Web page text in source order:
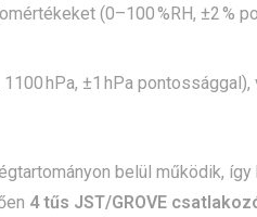
(0–100 %RH, ±2 %
hPa, ±1 hPa pontossággal),
belül működik, így
4 tűs JST/GROVE